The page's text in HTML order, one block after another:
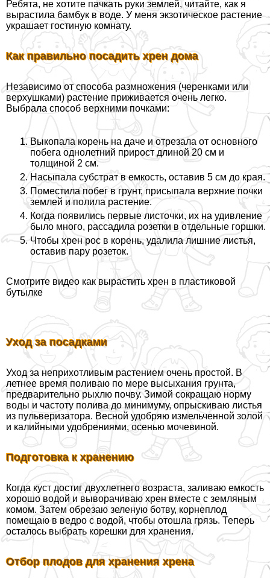
Ребята, не хотите пачкать руки землей, читайте, как я
вырастила бамбук в воде. У меня экзотическое растение
украшает гостиную комнату.
Как правильно посадить хрен дома
Независимо от способа размножения (черенками или
верхушками) растение приживается очень легко.
Выбрала способ верхними почками:
Выкопала корень на даче и отрезала от основного
побега однолетний прирост длиной 20 см и
толщиной 2 см.
Насыпала субстрат в емкость, оставив 5 см до края.
Поместила побег в грунт, присыпала верхние почки
землей и полила растение.
Когда появились первые листочки, их на удивление
было много, рассадила розетки в отдельные горшки.
Чтобы хрен рос в корень, удалила лишние листья,
оставив пару розеток.
Смотрите видео как вырастить хрен в пластиковой
бутылке
Уход за посадками
Уход за неприхотливым растением очень простой. В
летнее время поливаю по мере высыхания грунта,
предварительно рыхлю почву. Зимой сокращаю норму
воды и частоту полива до минимуму, опрыскиваю листья
из пульверизатора. Весной удобряю измельченной золой
и калийными удобрениями, осенью мочевиной.
Подготовка к хранению
Когда куст достиг двухлетнего возраста, заливаю емкость
хорошо водой и выворачиваю хрен вместе с земляным
комом. Затем обрезаю зеленую ботву, корнеплод
помещаю в ведро с водой, чтобы отошла грязь. Теперь
осталось выбрать корешки для хранения.
Отбор плодов для хранения хрена